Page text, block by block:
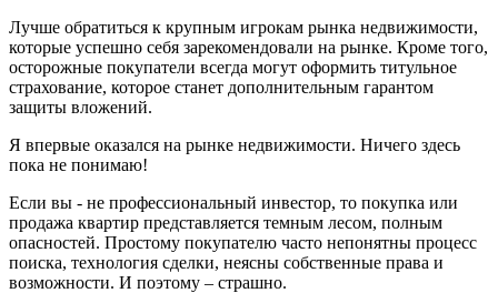
Лучше обратиться к крупным игрокам рынка недвижимости,
которые успешно себя зарекомендовали на рынке. Кроме того,
осторожные покупатели всегда могут оформить титульное
страхование, которое станет дополнительным гарантом
защиты вложений.
Я впервые оказался на рынке недвижимости. Ничего здесь
пока не понимаю!
Если вы - не профессиональный инвестор, то покупка или
продажа квартир представляется темным лесом, полным
опасностей. Простому покупателю часто непонятны процесс
поиска, технология сделки, неясны собственные права и
возможности. И поэтому – страшно.